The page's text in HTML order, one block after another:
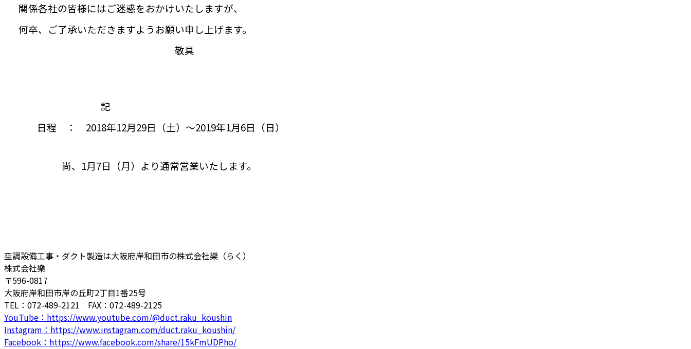
関係各社の皆様にはご迷惑をおかけいたしますが、
何卒、ご了承いただきますようお願い申し上げます。
敬具
記
日程 ： 2018年12月29日（土）～2019年1月6日（日）
尚、1月7日（月）より通常営業いたします。
空調設備工事・ダクト製造は大阪府岸和田市の株式会社樂（らく）
株式会社樂
〒596-0817
大阪府岸和田市岸の丘町2丁目1番25号
TEL：072-489-2121 FAX：072-489-2125
YouTube：https://www.youtube.com/@duct.raku_koushin
Instagram：https://www.instagram.com/duct.raku_koushin/
Facebook：https://www.facebook.com/share/15kFmUDPho/